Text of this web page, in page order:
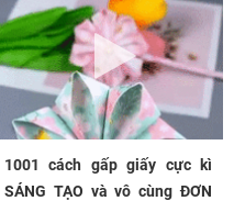
1001 cách gấp giấy cực kì
SÁNG TẠO và vô cùng ĐƠN